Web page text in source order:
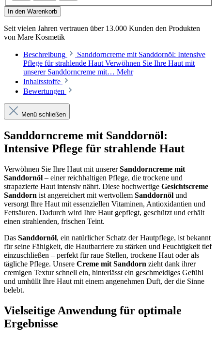
In den Warenkorb
Seit vielen Jahren vertrauen über 13.000 Kunden den Produkten
von Mare Kosmetik
Beschreibung
Sanddorncreme mit Sanddornöl: Intensive
Pflege für strahlende Haut Verwöhnen Sie Ihre Haut mit
unserer Sanddorncreme mit… Mehr
Inhaltsstoffe
Bewertungen
Menü schließen
Sanddorncreme mit Sanddornöl:
Intensive Pflege für strahlende Haut
Verwöhnen Sie Ihre Haut mit unsererSanddorncreme mit
Sanddornöl – einer reichhaltigen Pflege, die trockene und
strapazierte Haut intensiv nährt. Diese hochwertige Gesichtscreme
Sanddorn ist angereichert mit wertvollem Sanddornöl und
versorgt Ihre Haut mit essenziellen Vitaminen, Antioxidantien und
Fettsäuren. Dadurch wird Ihre Haut gepflegt, geschützt und erhält
einen strahlenden, frischen Teint.
Das Sanddornöl, ein natürlicher Schatz der Hautpflege, ist bekannt
für seine Fähigkeit, die Hautbarriere zu stärken und Feuchtigkeit tief
einzuschließen – perfekt für raue Stellen, trockene Haut oder als
tägliche Pflege. Unsere Creme mit Sanddorn zieht dank ihrer
cremigen Textur schnell ein, hinterlässt ein geschmeidiges Gefühl
und umhüllt Ihre Haut mit einem angenehmen Duft, der die Sinne
belebt.
Vielseitige Anwendung für optimale
Ergebnisse